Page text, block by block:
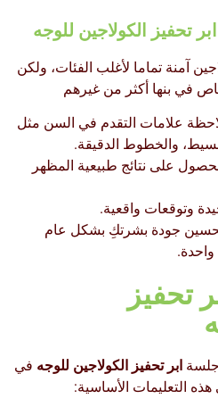
تحفيز الكولاجين للوجه
آمنة تماما لأغلب الفئات، ولكن
في بنها أكثر من غيرهم
علامات التقدم في السن مثل
والخطوط الدقيقة.
على نتائج طبيعية المظهر
وتوقعات واقعية.
جودة بشرتكِ بشكل عام
تحفيز
ابر تحفيز الكولاجين للوجه في
التعليمات الأساسية: